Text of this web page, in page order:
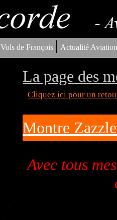
Vols de François | Actualité
La page des
Cliquez ici pour un
Montre
Avec tous